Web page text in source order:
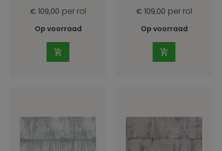
€ 109,00 per rol
Op voorraad
€ 109,00 per rol
Op voorraad